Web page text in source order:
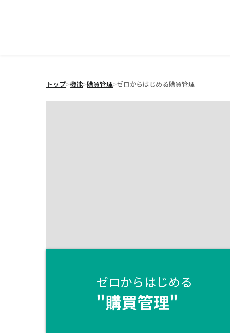
トップ>機能>購買管理>ゼロからはじめる購買管理
ゼロからはじめる
"購買管理"